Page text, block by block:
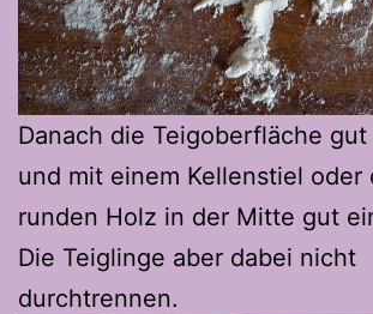
Danach die Teigoberfläche
und mit einem Kellenstiel oder
runden Holz in der Mitte gut
Die Teiglinge aber dabei nicht
durchtrennen.